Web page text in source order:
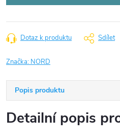
Dotaz k produktu Sdílet
Značka: NORD
Popis produktu
Detailní popis